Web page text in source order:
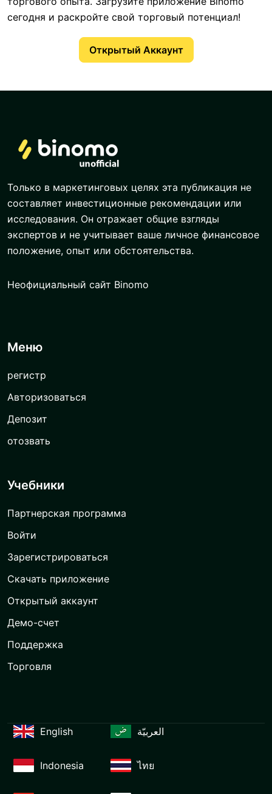
сегодня и раскройте свой торговый потенциал!
Открытый Аккаунт
Только в маркетинговых целях эта публикация не
составляет инвестиционные рекомендации или
исследования. Он отражает общие взгляды
экспертов и не учитывает ваше личное финансовое
положение, опыт или обстоятельства.
Неофициальный сайт Binomo
Меню
регистр
Авторизоваться
Депозит
отозвать
Учебники
Партнерская программа
Войти
Зарегистрироваться
Скачать приложение
Открытый аккаунт
Демо-счет
Поддержка
Торговля
English العربيّة
Indonesia ไทย